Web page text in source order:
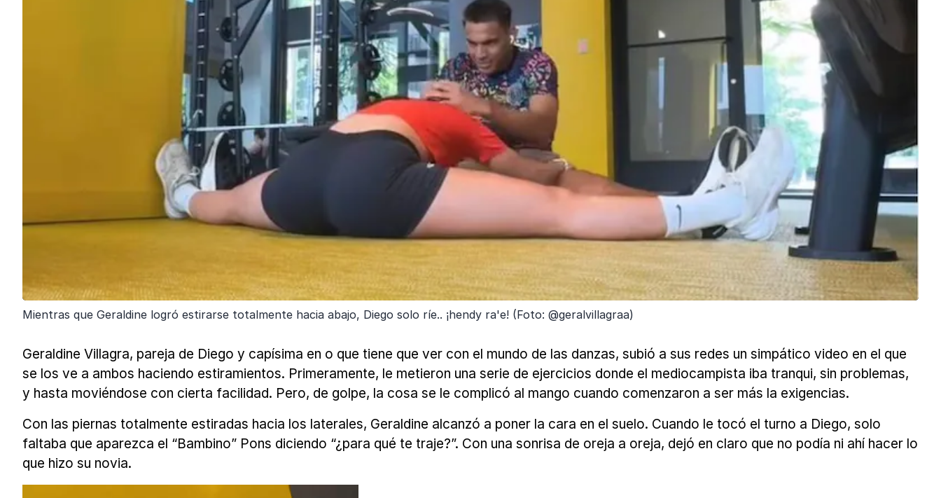
Mientras que Geraldine logró estirarse totalmente hacia abajo, Diego solo ríe.. ¡hendy ra'e! (Foto: @geralvillagraa)
Geraldine Villagra, pareja de Diego y capísima en o que tiene que ver con el mundo de las danzas, subió a sus redes un simpático video en el que
se los ve a ambos haciendo estiramientos. Primeramente, le metieron una serie de ejercicios donde el mediocampista iba tranqui, sin problemas,
y hasta moviéndose con cierta facilidad. Pero, de golpe, la cosa se le complicó al mango cuando comenzaron a ser más la exigencias.
Con las piernas totalmente estiradas hacia los laterales, Geraldine alcanzó a poner la cara en el suelo. Cuando le tocó el turno a Diego, solo
faltaba que aparezca el “Bambino” Pons diciendo “¿para qué te traje?”. Con una sonrisa de oreja a oreja, dejó en claro que no podía ni ahí hacer lo
que hizo su novia.